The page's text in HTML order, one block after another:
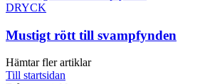
DRYCK
Mustigt rött till svampfynden
Hämtar fler artiklar
Till startsidan